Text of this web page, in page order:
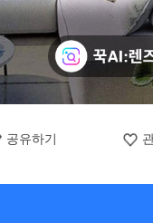
공유하기